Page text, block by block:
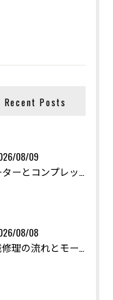
Recent Posts
08/09
08/08